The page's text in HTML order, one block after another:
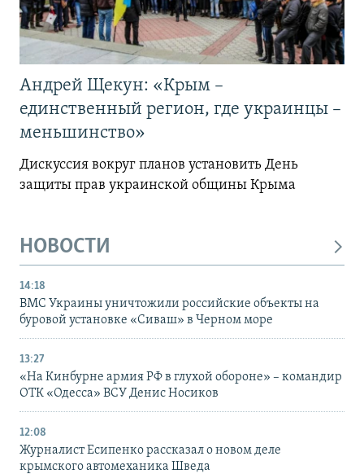
Андрей Щекун: «Крым –
единственный регион, где украинцы –
меньшинство»
Дискуссия вокруг планов установить День
защиты прав украинской общины Крыма
НОВОСТИ
14:18
ВМС Украины уничтожили российские объекты на
буровой установке «Сиваш» в Черном море
13:27
«На Кинбурне армия РФ в глухой обороне» – командир
ОТК «Одесса» ВСУ Денис Носиков
12:08
Журналист Есипенко рассказал о новом деле
крымского автомеханика Шведа